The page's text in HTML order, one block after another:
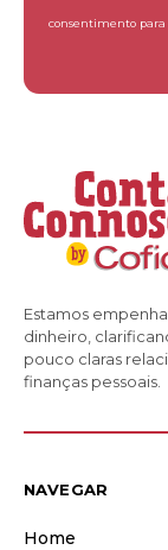
consentimento
Estamos
dinheiro,
pouco claras
finanças pessoais.
NAVEGAR
Home